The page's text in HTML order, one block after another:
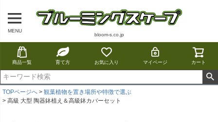
MENU
bloom-s.co.jp
商品一覧 育て方 お気に入り マイページ カート
TOPページへ
観葉植物を置き場所や特徴で選ぶ
高級 大型 陶器鉢植え＆高級鉢カバーセット